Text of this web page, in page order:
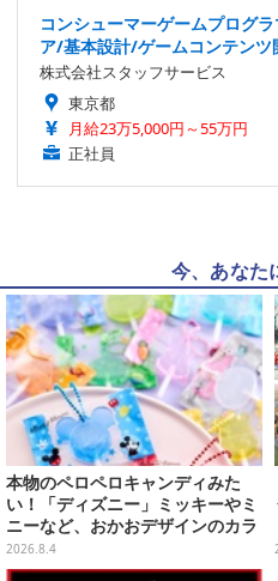
コンシューマーゲームプログ
ア/基本設計/ゲームコンテンツ
株式会社スタッフサービス
東京都
月給23万5,000円～55万円
正社員
今、あなた
本物のペロペロキャンディみた
い！「ディズニー」ミッキーやミ
ニーなど、おかおデザインのカラ
フルチャーム全10種が8月31日発
売
2026.8.4